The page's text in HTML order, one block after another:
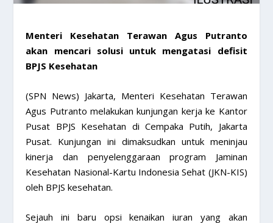
Menteri Kesehatan Terawan Agus Putranto
akan mencari solusi untuk mengatasi defisit
BPJS Kesehatan
(SPN News) Jakarta, Menteri Kesehatan Terawan
Agus Putranto melakukan kunjungan kerja ke Kantor
Pusat BPJS Kesehatan di Cempaka Putih, Jakarta
Pusat. Kunjungan ini dimaksudkan untuk meninjau
kinerja dan penyelenggaraan program Jaminan
Kesehatan Nasional-Kartu Indonesia Sehat (JKN-KIS)
oleh BPJS kesehatan.
Sejauh ini baru opsi kenaikan iuran yang akan